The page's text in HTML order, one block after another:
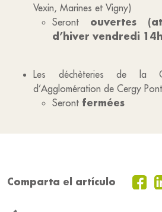
Vexin, Marines et Vigny)
Seront ouvertes
d’hiver vendredi
Les déchèteries de la
d’Agglomération de Cergy
Seront fermées
Comparta el artículo